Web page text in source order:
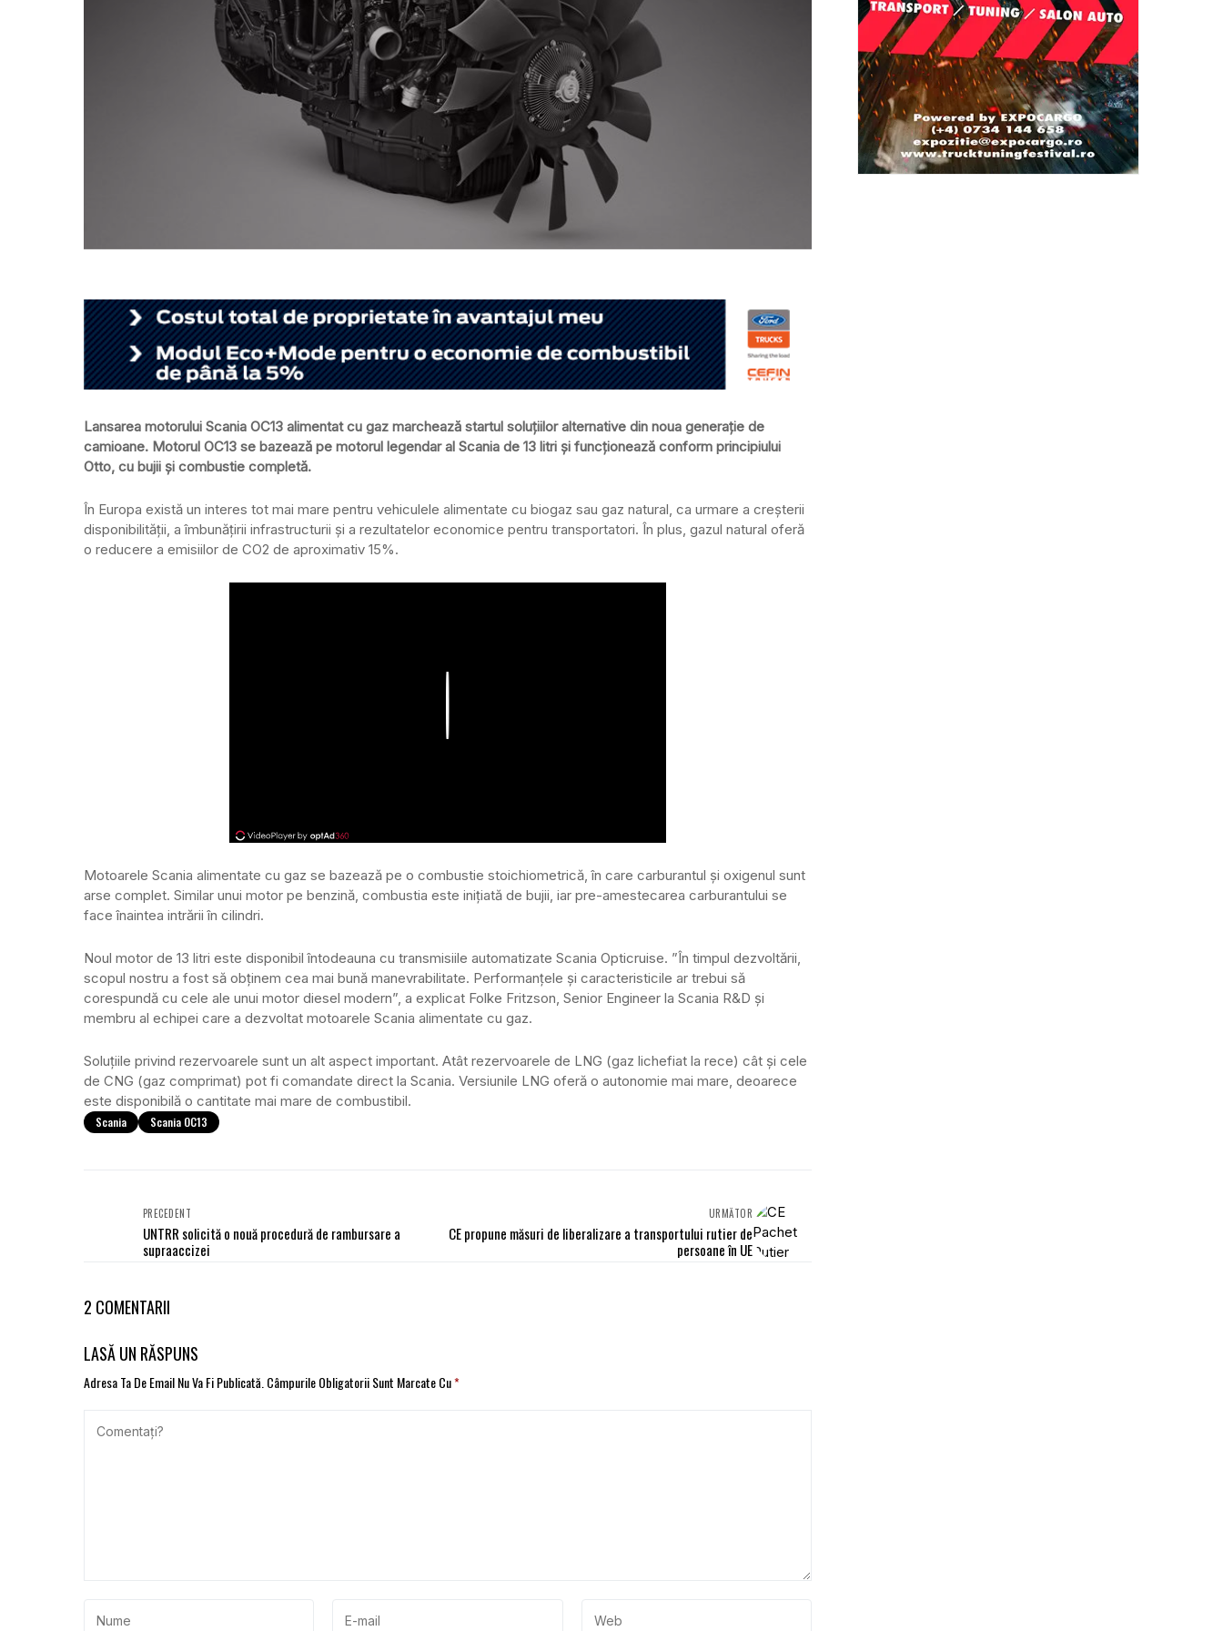
Lansarea motorului Scania OC13 alimentat cu gaz marchează startul soluțiilor alternative din noua generație de
camioane. Motorul OC13 se bazează pe motorul legendar al Scania de 13 litri și funcționează conform principiului
Otto, cu bujii și combustie completă.
În Europa există un interes tot mai mare pentru vehiculele alimentate cu biogaz sau gaz natural, ca urmare a creșterii
disponibilității, a îmbunățirii infrastructurii și a rezultatelor economice pentru transportatori. În plus, gazul natural oferă
o reducere a emisiilor de CO2 de aproximativ 15%.
Motoarele Scania alimentate cu gaz se bazează pe o combustie stoichiometrică, în care carburantul și oxigenul sunt
arse complet. Similar unui motor pe benzină, combustia este inițiată de bujii, iar pre-amestecarea carburantului se
face înaintea intrării în cilindri.
Noul motor de 13 litri este disponibil întodeauna cu transmisiile automatizate Scania Opticruise. ”În timpul dezvoltării,
scopul nostru a fost să obținem cea mai bună manevrabilitate. Performanțele și caracteristicile ar trebui să
corespundă cu cele ale unui motor diesel modern”, a explicat Folke Fritzson, Senior Engineer la Scania R&D și
membru al echipei care a dezvoltat motoarele Scania alimentate cu gaz.
Soluțiile privind rezervoarele sunt un alt aspect important. Atât rezervoarele de LNG (gaz lichefiat la rece) cât și cele
de CNG (gaz comprimat) pot fi comandate direct la Scania. Versiunile LNG oferă o autonomie mai mare, deoarece
este disponibilă o cantitate mai mare de combustibil.
Scania Scania OC13
PRECEDENT
UNTRR solicită o nouă procedură de rambursare a
supraaccizei
URMĂTOR
CE propune măsuri de liberalizare a transportului rutier de
persoane în UE
2 COMENTARII
LASĂ UN RĂSPUNS
Adresa Ta De Email Nu Va Fi Publicată. Câmpurile Obligatorii Sunt Marcate Cu*